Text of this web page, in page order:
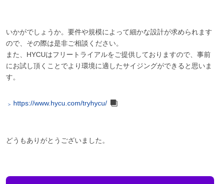
いかがでしょうか。要件や規模によって細かな設計が求められます
ので、その際は是非ご相談ください。
また、HYCUはフリートライアルをご提供しておりますので、事前
にお試し頂くことでより環境に適したサイジングができると思いま
す。
https://www.hycu.com/tryhycu/
どうもありがとうございました。